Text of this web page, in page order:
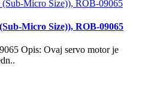
Micro Size)), ROB-09065
Opis: Ovaj servo motor je